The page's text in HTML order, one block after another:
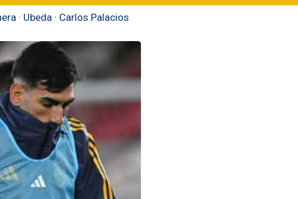
· Ubeda · Carlos Palacios